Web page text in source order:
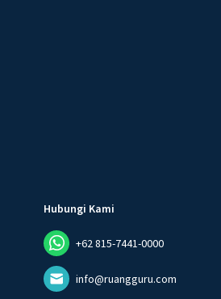
Hubungi Kami
+62 815-7441-0000
info@ruangguru.com